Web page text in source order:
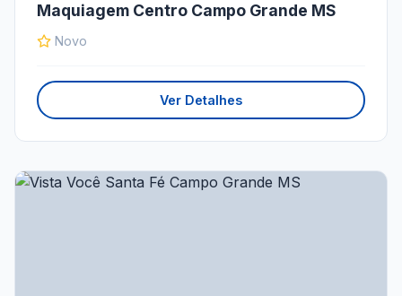
Maquiagem Centro Campo Grande MS
Novo
Ver Detalhes